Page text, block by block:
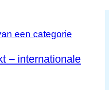
een categorie
– internationale